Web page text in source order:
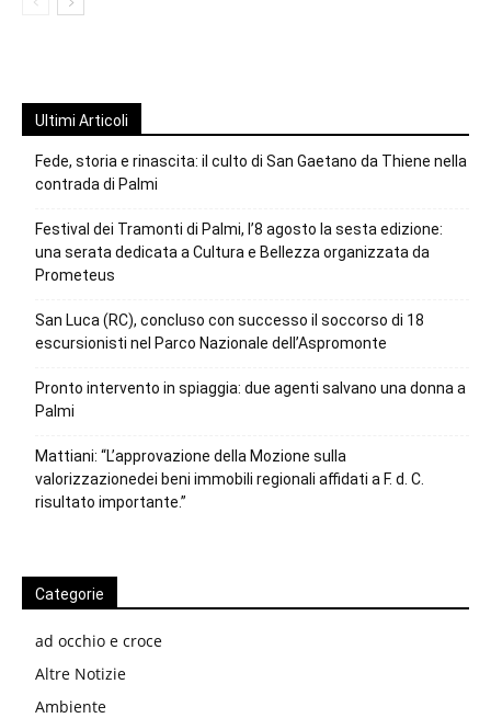
Ultimi Articoli
Fede, storia e rinascita: il culto di San Gaetano da Thiene nella
contrada di Palmi
Festival dei Tramonti di Palmi, l’8 agosto la sesta edizione:
una serata dedicata a Cultura e Bellezza organizzata da
Prometeus
San Luca (RC), concluso con successo il soccorso di 18
escursionisti nel Parco Nazionale dell’Aspromonte
Pronto intervento in spiaggia: due agenti salvano una donna a
Palmi
Mattiani: “L’approvazione della Mozione sulla
valorizzazionedei beni immobili regionali affidati a F. d. C.
risultato importante.”
Categorie
ad occhio e croce
Altre Notizie
Ambiente